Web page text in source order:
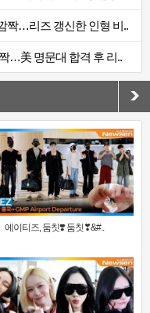
짝…리즈 갱신한 인형 비..
…美 명문대 합격 후 리..
에이티즈, 둠칫❣️ 둠칫❣&#..